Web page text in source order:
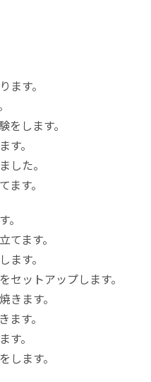
ます。
をします。
す。
した。
す。
てます。
ます。
セットアップします。
きます。
す。
す。
します。